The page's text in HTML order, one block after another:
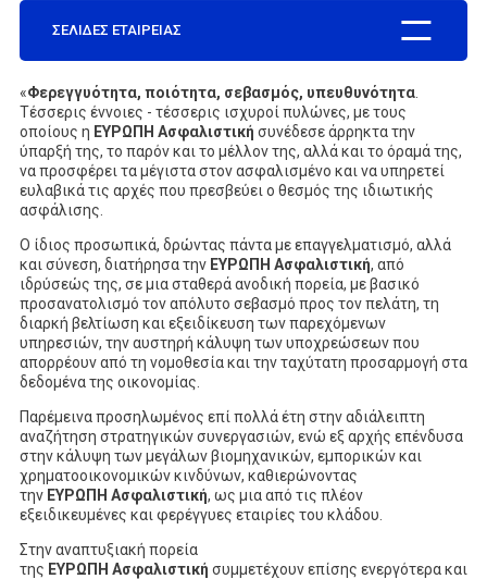
ΝΕΑ
ΕΠΙΚΟΙΝΩΝΙΑ
ΣΕΛΙΔΕΣ ΕΤΑΙΡΕΙΑΣ
«Φερεγγυότητα, ποιότητα, σεβασμός, υπευθυνότητα.
Τέσσερις έννοιες - τέσσερις ισχυροί πυλώνες, με τους
οποίους η ΕΥΡΩΠΗ Ασφαλιστική συνέδεσε άρρηκτα την
ύπαρξή της, το παρόν και το μέλλον της, αλλά και το όραμά της,
να προσφέρει τα μέγιστα στον ασφαλισμένο και να υπηρετεί
ευλαβικά τις αρχές που πρεσβεύει ο θεσμός της ιδιωτικής
ασφάλισης.
Ο ίδιος προσωπικά, δρώντας πάντα με επαγγελματισμό, αλλά
και σύνεση, διατήρησα την ΕΥΡΩΠΗ Ασφαλιστική, από
ιδρύσεώς της, σε μια σταθερά ανοδική πορεία, με βασικό
προσανατολισμό τον απόλυτο σεβασμό προς τον πελάτη, τη
διαρκή βελτίωση και εξειδίκευση των παρεχόμενων
υπηρεσιών, την αυστηρή κάλυψη των υποχρεώσεων που
απορρέουν από τη νομοθεσία και την ταχύτατη προσαρμογή στα
δεδομένα της οικονομίας.
Παρέμεινα προσηλωμένος επί πολλά έτη στην αδιάλειπτη
αναζήτηση στρατηγικών συνεργασιών, ενώ εξ αρχής επένδυσα
στην κάλυψη των μεγάλων βιομηχανικών, εμπορικών και
χρηματοοικονομικών κινδύνων, καθιερώνοντας
την ΕΥΡΩΠΗ Ασφαλιστική, ως μια από τις πλέον
εξειδικευμένες και φερέγγυες εταιρίες του κλάδου.
Στην αναπτυξιακή πορεία
της ΕΥΡΩΠΗ Ασφαλιστική συμμετέχουν επίσης ενεργότερα και